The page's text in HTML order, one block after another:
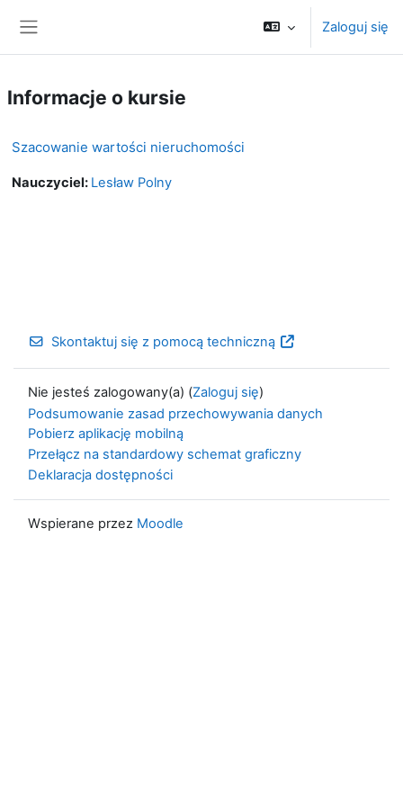
Zaloguj się
Informacje o kursie
Szacowanie wartości nieruchomości
Nauczyciel: Lesław Polny
Skontaktuj się z pomocą techniczną
Nie jesteś zalogowany(a) (Zaloguj się)
Podsumowanie zasad przechowywania danych
Pobierz aplikację mobilną
Przełącz na standardowy schemat graficzny
Deklaracja dostępności
Wspierane przez Moodle